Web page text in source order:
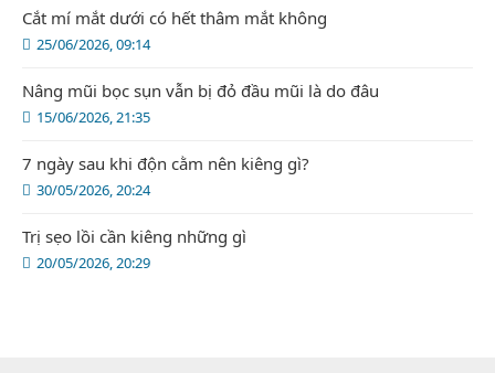
25/06/2026, 09:14
Cắt mí mắt dưới có hết thâm mắt không
15/06/2026, 21:35
Nâng mũi bọc sụn vẫn bị đỏ đầu mũi là do đâu
30/05/2026, 20:24
7 ngày sau khi độn cằm nên kiêng gì?
20/05/2026, 20:29
Trị sẹo lồi cần kiêng những gì